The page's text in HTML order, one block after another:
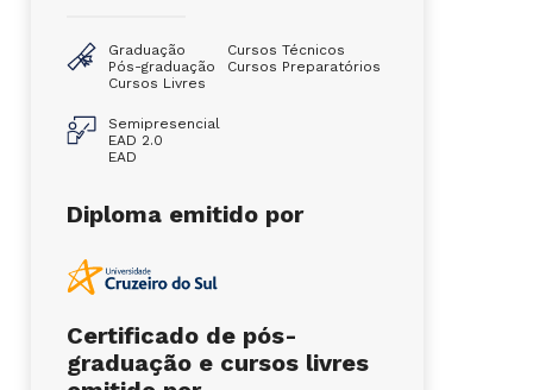
Graduação
Pós-graduação
Cursos Livres
Cursos Técnicos
Cursos Preparatórios
Semipresencial
EAD 2.0
EAD
Diploma emitido por
Certificado de pós-
graduação e cursos livres